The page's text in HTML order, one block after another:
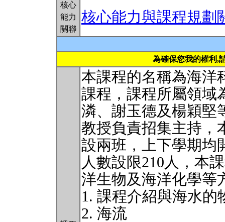
核心
能力
關聯
核心能力與課程規劃
為確保您我的權利,
本課程的名稱為海洋
課程，課程所屬領域
潾、謝玉德及楊穎堅
教授負責招集主持，
設兩班，上下學期均
人數設限210人，本
洋生物及海洋化學等
1. 課程介紹與海水的
2. 海流